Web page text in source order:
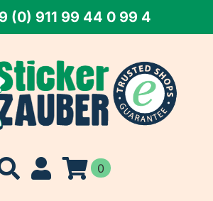
(0) 911 99 44 0 99 4
0